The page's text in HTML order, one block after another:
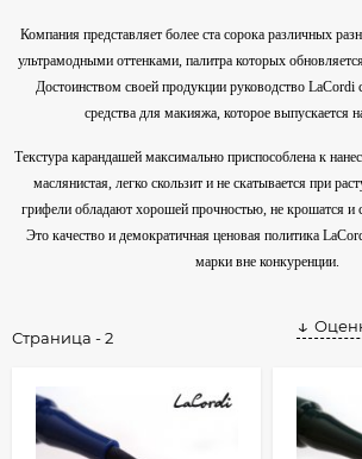
Компания представляет более ста сорока различных
ультрамодными оттенками, палитра которых
Достоинством своей продукции руководство LaCordi
средства для макияжа, которое выпускается
Текстура карандашей максимально приспособлена к
маслянистая, легко скользит и не скатывается при
грифели обладают хорошей прочностью, не крошатся и
Это качество и демократичная ценовая политика
марки вне конкуренции.
Страница - 2